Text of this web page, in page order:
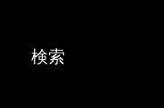
検索